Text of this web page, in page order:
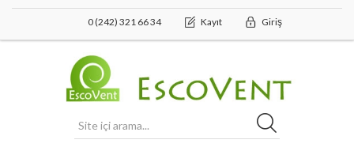
0 (242) 321 66 34 Kayıt Giriş